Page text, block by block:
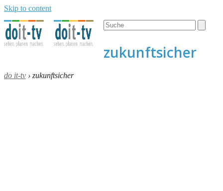
Skip to content
Open
mobile
Close
mobile
Search
zukunftsicher
do it-tv › zukunftsicher